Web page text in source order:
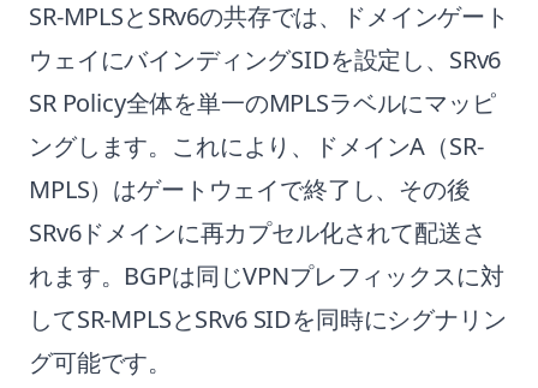
SR-MPLSとSRv6の共存では、ドメインゲート
ウェイにバインディングSIDを設定し、SRv6
SR Policy全体を単一のMPLSラベルにマッピ
ングします。これにより、ドメインA（SR-
MPLS）はゲートウェイで終了し、その後
SRv6ドメインに再カプセル化されて配送さ
れます。BGPは同じVPNプレフィックスに対
してSR-MPLSとSRv6 SIDを同時にシグナリン
グ可能です。